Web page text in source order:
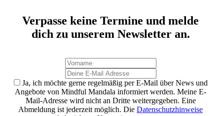
Verpasse keine Termine und melde
dich zu unserem Newsletter an.
Ja, ich möchte gerne regelmäßig per E-Mail über News und
Angebote von Mindful Mandala informiert werden. Meine E-
Mail-Adresse wird nicht an Dritte weitergegeben. Eine
Abmeldung ist jederzeit möglich. Die Datenschutzhinweise